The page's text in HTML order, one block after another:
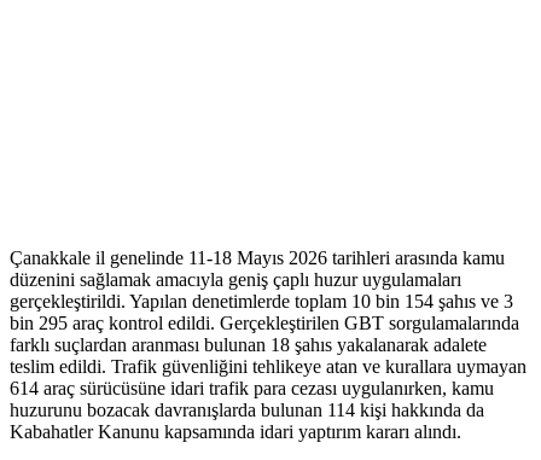
Çanakkale il genelinde 11-18 Mayıs 2026 tarihleri arasında kamu
düzenini sağlamak amacıyla geniş çaplı huzur uygulamaları
gerçekleştirildi. Yapılan denetimlerde toplam 10 bin 154 şahıs ve 3
bin 295 araç kontrol edildi. Gerçekleştirilen GBT sorgulamalarında
farklı suçlardan aranması bulunan 18 şahıs yakalanarak adalete
teslim edildi. Trafik güvenliğini tehlikeye atan ve kurallara uymayan
614 araç sürücüsüne idari trafik para cezası uygulanırken, kamu
huzurunu bozacak davranışlarda bulunan 114 kişi hakkında da
Kabahatler Kanunu kapsamında idari yaptırım kararı alındı.